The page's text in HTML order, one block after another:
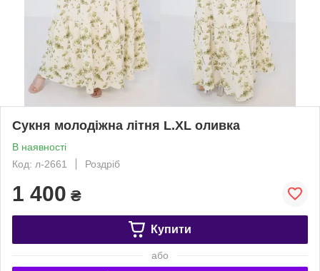
Сукня молодіжна літня L.XL оливка
В наявності
Код: л-2661
Роздріб
1 400 ₴
Купити
або